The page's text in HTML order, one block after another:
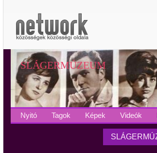
SLÁGERMÚZEUM
Nyitó Tagok Képek Videók